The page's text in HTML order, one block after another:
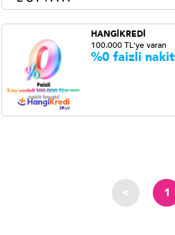
HANGİKREDİ
100.000 TL'ye varan
%0 faizli nakit
< 1